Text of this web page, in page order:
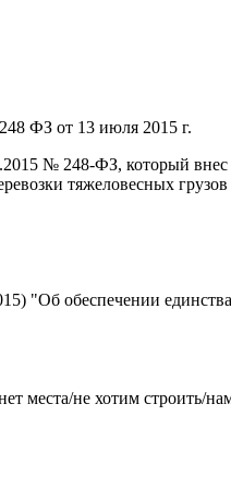
ФЗ от 13 июля 2015 г.
№ 248-ФЗ, который
тяжеловесных
"Об обеспечении
места/не хотим строить/